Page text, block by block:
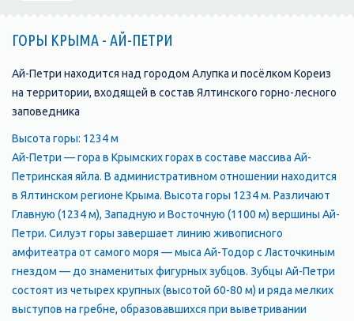
ГОРЫ КРЫМА - АЙ-ПЕТРИ
Ай-Петри находится над городом Алупка и посёлком Кореиз
на территории, входящей в состав Ялтинского горно-лесного
заповедника
Высота горы: 1234 м
Ай-Петри — гора в Крымских горах в составе массива Ай-
Петринская яйла. В административном отношении находится
в Ялтинском регионе Крыма. Высота горы 1234 м. Различают
Главную (1234 м), Западную и Восточную (1100 м) вершины Ай-
Петри. Силуэт горы завершает линию живописного
амфитеатра от самого моря — мыса Ай-Тодор с Ласточкиным
гнездом — до знаменитых фигурных зубцов. Зуб­цы Ай-Петри
состоят из четырех крупных (высотой 60-80 м) и ряда мелких
выступов на гребне, образовавшихся при выветрива­нии